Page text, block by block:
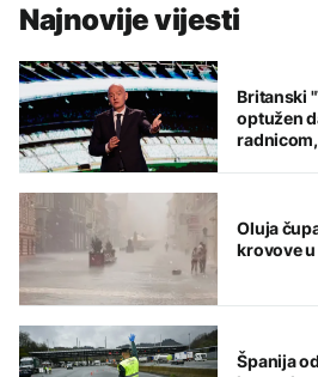
Najnovije vijesti
Britanski
optužen
Oluja
krovove
Španija